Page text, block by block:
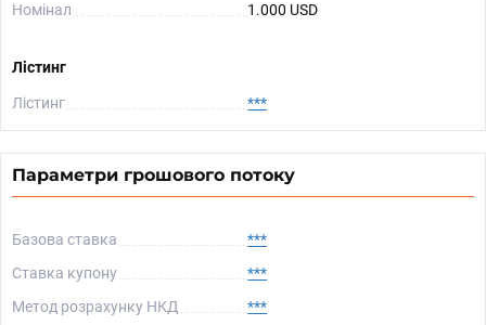
Номінал
1.000 USD
Лістинг
Лістинг ***
Параметри грошового потоку
Базова ставка
***
Ставка купону
***
Метод розрахунку НКД
***